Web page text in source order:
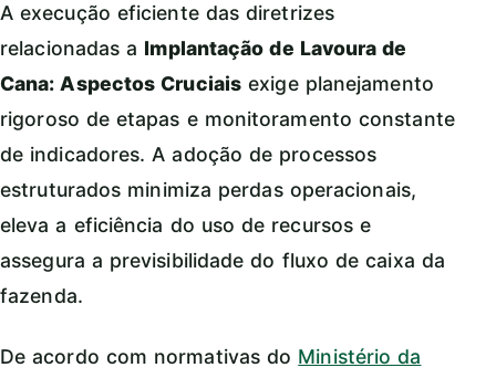
A execução eficiente das diretrizes
relacionadas a Implantação de Lavoura de
Cana: Aspectos Cruciais exige planejamento
rigoroso de etapas e monitoramento constante
de indicadores. A adoção de processos
estruturados minimiza perdas operacionais,
eleva a eficiência do uso de recursos e
assegura a previsibilidade do fluxo de caixa da
fazenda.
De acordo com normativas do Ministério da